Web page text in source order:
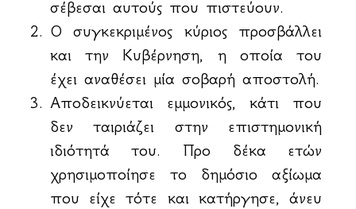
σέβεσαι αυτούς που πιστεύουν.
Ο συγκεκριμένος κύριος προσβάλλει
και την Κυβέρνηση, η οποία του
έχει αναθέσει μία σοβαρή αποστολή.
Αποδεικνύεται εμμονικός, κάτι που
δεν ταιριάζει στην επιστημονική
ιδιότητά του. Προ δέκα ετών
χρησιμοποίησε το δημόσιο αξίωμα
που είχε τότε και κατήργησε, άνευ